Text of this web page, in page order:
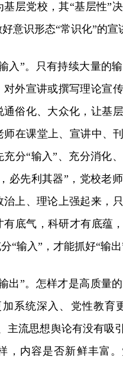
层党校，其“基层性”
意识形态“常识化”的宣
入”。只有持续大量的
对外宣讲或撰写理论宣
俗化、大众化，让基
在课堂上、宣讲中、
分“输入”、充分消化
必先利其器”，党校老
治上、理论上强起来，
底气，科研才有底蕴
“输入”，才能抓好“输
出”。怎样才是高质量
系统深入、党性教育
主流思想舆论有没有吸
，内容是否新鲜丰富